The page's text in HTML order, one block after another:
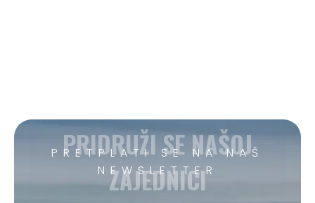
PRETPLATI SE NA NAŠ
NEWSLETTER
PRIDRUŽI SE NAŠOJ
ZAJEDNICI